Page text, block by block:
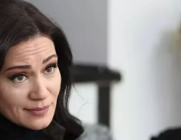
kullanılan çerezlerle ilgili bilgi